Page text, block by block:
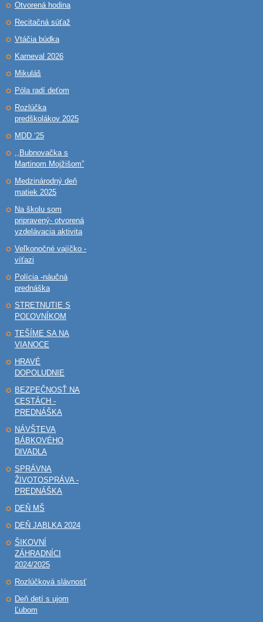
Otvorená hodina
Recitačná súťaž
Vtáčia búdka
Karneval 2026
Mikuláš
Póla radí deťom
Rozlúčka
predškolákov 2025
MDD ‘25
,,Bubnovačka s
Martinom Mojžišom”
Medzinárodný deň
matiek 2025
Na školu som
pripravený- otvorená
vzdelávacia aktivita
Veľkonočné vajíčko -
víťazi
Polícia -náučná
prednáška
STRETNUTIE S
POĽOVNÍKOM
TEŠÍME SA NA
VIANOCE
HRAVÉ
DOPOLUDNIE
BEZPEČNOSŤ NA
CESTÁCH -
PREDNÁŠKA
NÁVŠTEVA
BÁBKOVÉHO
DIVADLA
SPRÁVNA
ŽIVOTOSPRÁVA -
PREDNÁŠKA
DEŇ MŠ
DEŇ JABLKA 2024
ŠIKOVNÍ
ZÁHRADNÍCI
2024/2025
Rozlúčková slávnosť
Deň detí s ujom
Ľubom